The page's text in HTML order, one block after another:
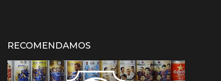
RECOMENDAMOS